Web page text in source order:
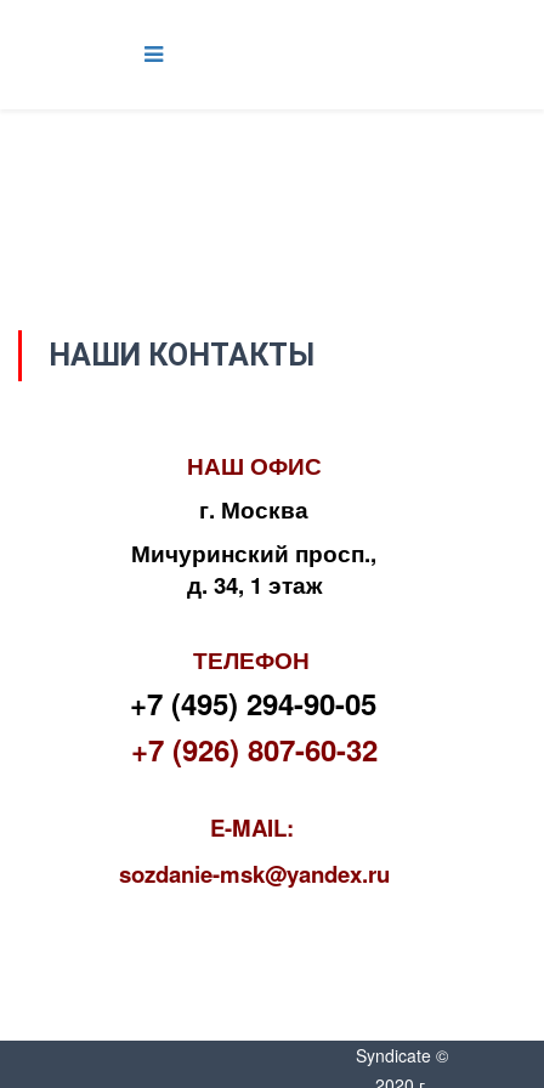
НАШИ КОНТАКТЫ
НАШ ОФИС
г. Москва
Мичуринский просп.,
д. 34, 1 этаж
ТЕЛЕФОН
+7 (495) 294-90-05
+7 (926) 807-60-32
E-MAIL:
sozdanie-msk@yandex.ru
Syndicate ©